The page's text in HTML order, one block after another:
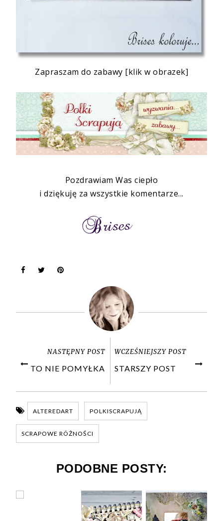
Zapraszam do zabawy [klik w obrazek]
Pozdrawiam Was ciepło
i dziękuję za wszystkie komentarze...
NASTĘPNY POST
TO NIE POMYŁKA
WCZEŚNIEJSZY POST
STARSZY POST
ALTEREDART POLKISCRAPUJĄ
SCRAPOWE RÓŻNOŚCI
PODOBNE POSTY: